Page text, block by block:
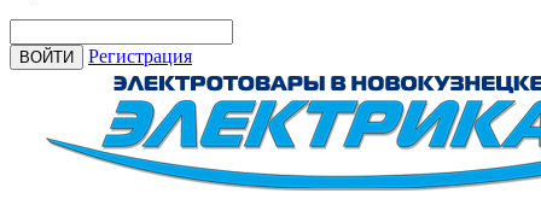
ВОЙТИ Регистрация